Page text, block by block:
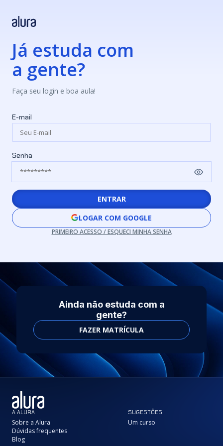
Já estuda com
a gente?
Faça seu login e boa aula!
E-mail
Senha
ENTRAR
LOGAR COM GOOGLE
PRIMEIRO ACESSO / ESQUECI MINHA SENHA
Ainda não estuda com a
gente?
FAZER MATRÍCULA
A ALURA
Sobre a Alura
Dúvidas frequentes
Blog
SUGESTÕES
Um curso